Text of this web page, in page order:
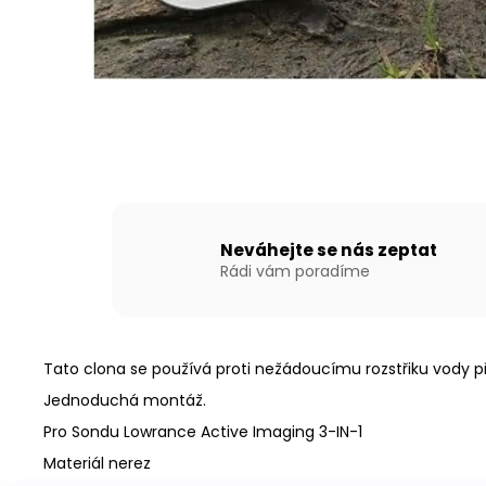
Neváhejte se nás zeptat
Rádi vám poradíme
Tato clona se používá proti nežádoucímu rozstřiku vody
Jednoduchá montáž.
Pro Sondu Lowrance Active Imaging 3-IN-1
Materiál nerez
NAFUKOVACÍ ČLUN WILLIS BOATS RY-
BD330 V ZELENÉ BARVĚ SE SKLÁDACÍ
DŘEVĚNOU PODLAHOU
18 290 Kč